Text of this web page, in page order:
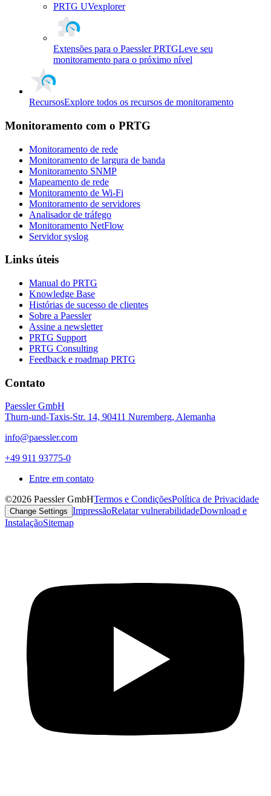
PRTG UVexplorer
Extensões para o Paessler PRTGLeve seu
monitoramento para o próximo nível
RecursosExplore todos os recursos de monitoramento
Monitoramento com o PRTG
Monitoramento de rede
Monitoramento de largura de banda
Monitoramento SNMP
Mapeamento de rede
Monitoramento de Wi-Fi
Monitoramento de servidores
Analisador de tráfego
Monitoramento NetFlow
Servidor syslog
Links úteis
Manual do PRTG
Knowledge Base
Histórias de sucesso de clientes
Sobre a Paessler
Assine a newsletter
PRTG Support
PRTG Consulting
Feedback e roadmap PRTG
Contato
Paessler GmbH
Thurn-und-Taxis-Str. 14, 90411 Nuremberg, Alemanha
info@paessler.com
+49 911 93775-0
Entre em contato
©2026 Paessler GmbHTermos e CondiçõesPolítica de Privacidade
Change Settings ImpressãoRelatar vulnerabilidadeDownload e
InstalaçãoSitemap